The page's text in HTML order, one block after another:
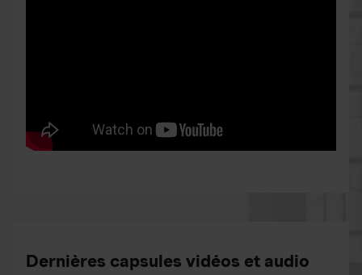
Dernières capsules vidéos et audio